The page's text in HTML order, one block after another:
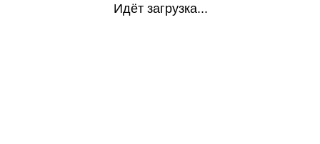
Идёт загрузка...